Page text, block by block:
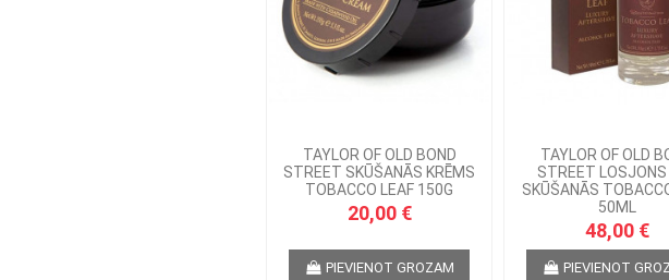
TAYLOR OF OLD BOND
STREET SKŪŠANĀS KRĒMS
TOBACCO LEAF 150G
20,00 €
PIEVIENOT GROZAM
TAYLOR OF OLD
STREET LOSJONS
SKŪŠANĀS
50ML
48,00 €
PIEVIENOT